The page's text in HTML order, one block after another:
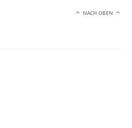
NACH OBEN